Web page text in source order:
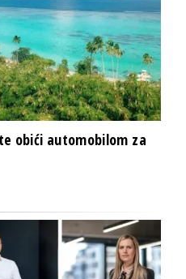
obići automobilom za